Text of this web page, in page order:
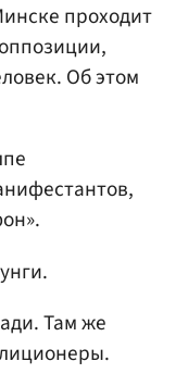
проходит
Об этом
Там же